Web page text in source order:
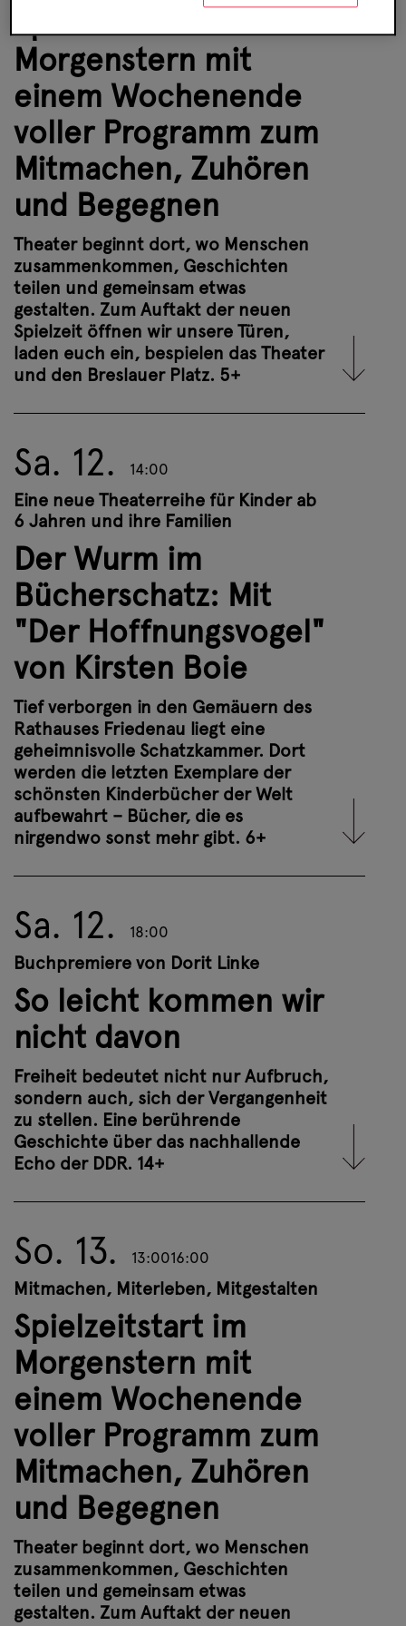
Morgenstern mit
einem Wochenende
voller Programm zum
Mitmachen, Zuhören
und Begegnen
Theater beginnt dort, wo Menschen
zusammenkommen, Geschichten
teilen und gemeinsam etwas
gestalten. Zum Auftakt der neuen
Spielzeit öffnen wir unsere Türen,
laden euch ein, bespielen das Theater
und den Breslauer Platz. 5+
Rund ums Morgenstern wird ein
Wochenende lang gespielt, entdeckt,
erzählt, gebaut und gefeiert!
Weitere Infos
Sa. 12. 14:00
Eine neue Theaterreihe für Kinder ab
6 Jahren und ihre Familien
Der Wurm im
Bücherschatz: Mit
"Der Hoffnungsvogel"
von Kirsten Boie
Tief verborgen in den Gemäuern des
Rathauses Friedenau liegt eine
geheimnisvolle Schatzkammer. Dort
werden die letzten Exemplare der
schönsten Kinderbücher der Welt
aufbewahrt – Bücher, die es
nirgendwo sonst mehr gibt. 6+
Eigentlich werden die Bücher von Frau
Dr. Henrietta von Eulenburg, der
strengen Hüterin des Bücherschatzes,
Doch seit einiger Zeit geht dort etwas
Merkwürdiges vor sich: Ein kleiner
Bücherwurm hat seine Leidenschaft
für Geschichten entdeckt. Er liebt
Bücher über alles.
Und genau das ist das Problem.
Weitere Infos
Tickets buchen
Sa. 12. 18:00
Buchpremiere von Dorit Linke
So leicht kommen wir
nicht davon
Freiheit bedeutet nicht nur Aufbruch,
sondern auch, sich der Vergangenheit
zu stellen. Eine berührende
Geschichte über das nachhallende
Echo der DDR. 14+
Nach einer dramatischen Flucht über
die Ostsee und aus der DDR ist Hanna
bei ihrer Tante in Westdeutschland
angekommen. Zwischen
Schwimmtraining und Partys versucht
sie, sich in Bremen einzuleben, als das
Unfassbare geschieht: Die Mauer fällt.
Weitere Infos
Tickets buchen
So. 13. 13:0016:00
Mitmachen, Miterleben, Mitgestalten
Spielzeitstart im
Morgenstern mit
einem Wochenende
voller Programm zum
Mitmachen, Zuhören
und Begegnen
Theater beginnt dort, wo Menschen
zusammenkommen, Geschichten
teilen und gemeinsam etwas
gestalten. Zum Auftakt der neuen
Rund ums Morgenstern wird ein
Wochenende lang gespielt, entdeckt,
erzählt, gebaut und gefeiert!
Da wird gerappt, gesungen und erzählt: